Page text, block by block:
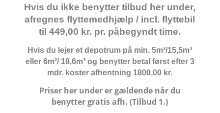
Hvis du ikke benytter tilbud her under,
afregnes flyttemedhjælp / incl. flyttebil
til 449,00 kr. pr. påbegyndt time.
Hvis du lejer et depotrum på min. 5m²/15,5m³
eller 6m²/ 18,6m³ og benytter betal først efter 3
mdr. koster afhentning 1800,00 kr.
Priser her under er gældende når du
benytter gratis afh. (Tilbud 1.)